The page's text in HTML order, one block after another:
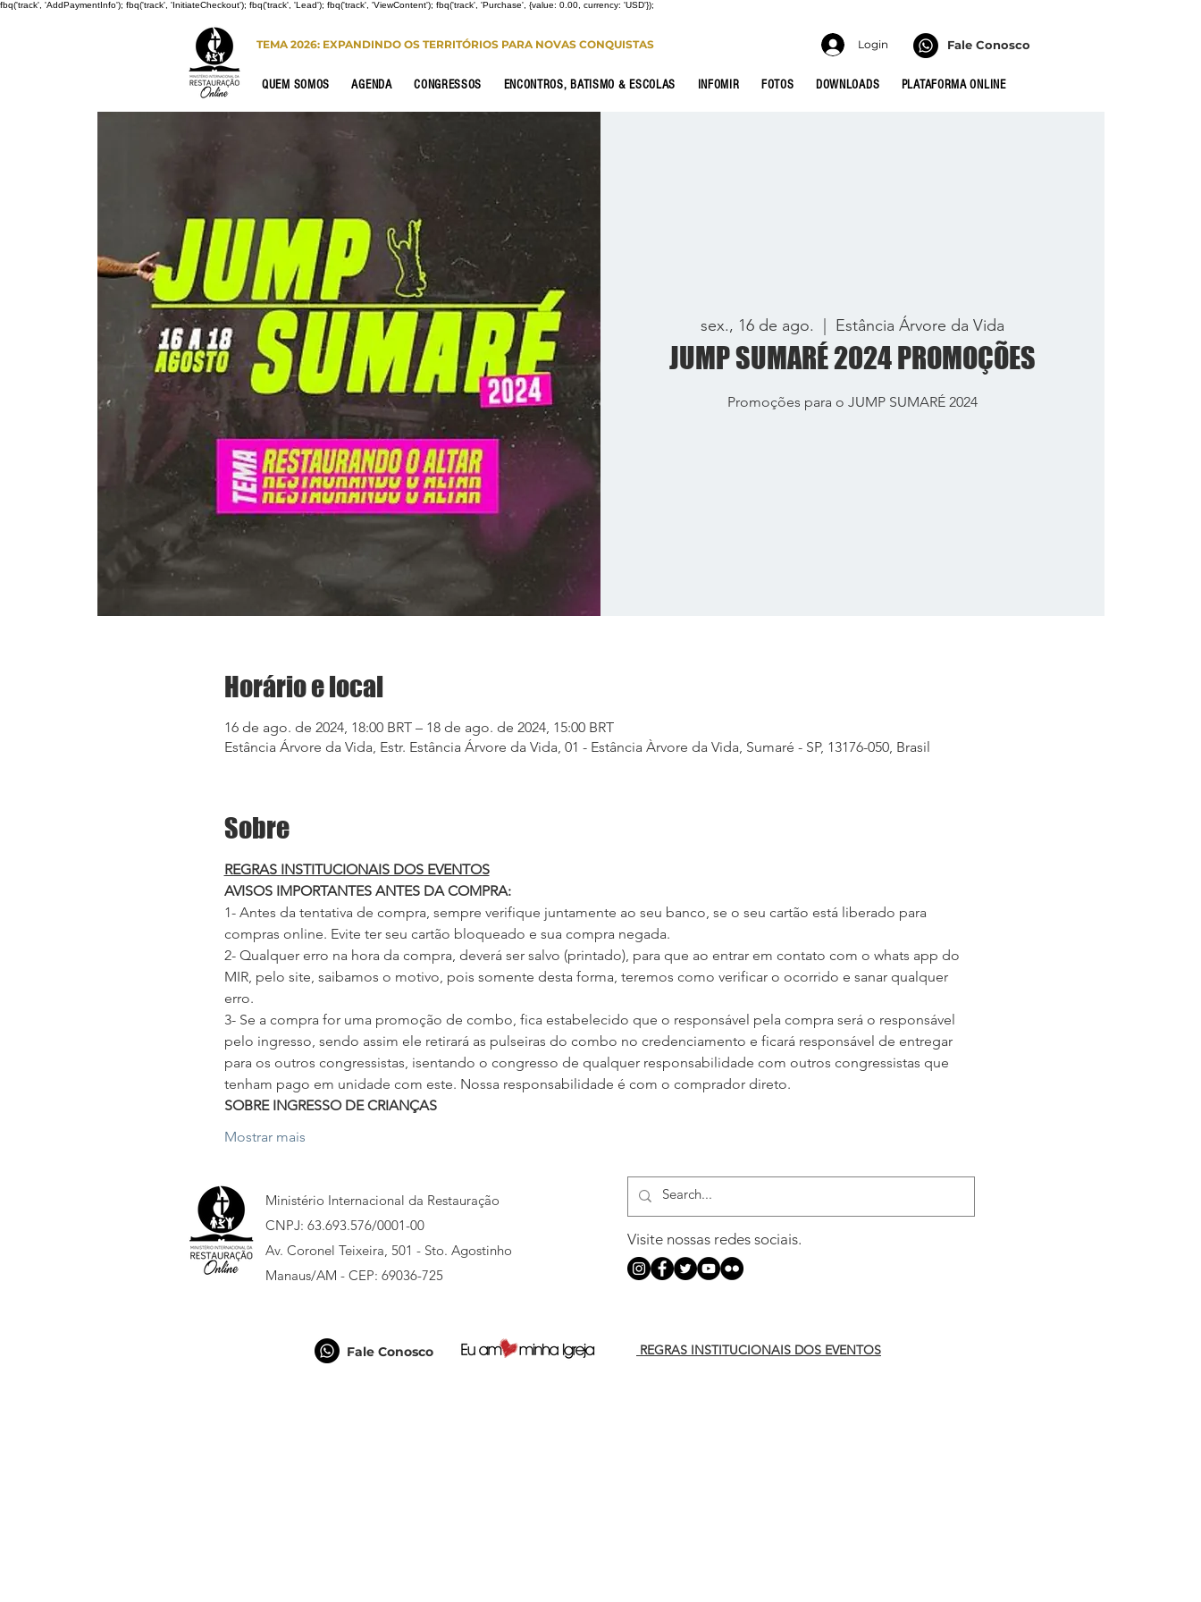
fbq('track', 'AddPaymentInfo'); fbq('track', 'InitiateCheckout'); fbq('track', 'Lead'); fbq('track', 'ViewContent'); fbq('track', 'Purchase', {value: 0.00, currency: 'USD'});
TEMA 2026: EXPANDINDO OS TERRITÓRIOS PARA NOVAS CONQUISTAS Fale Conosco
QUEM SOMOS AGENDA CONGRESSOS ENCONTROS, BATISMO & ESCOLAS INFOMIR FOTOS DOWNLOADS PLATAFORMA ONLINE
Login
sex., 16 de ago. Estância Árvore da Vida
JUMP SUMARÉ 2024 PROMOÇÕES
Promoções para o JUMP SUMARÉ 2024
Horário e local
16 de ago. de 2024, 18:00 BRT – 18 de ago. de 2024, 15:00 BRT
Estância Árvore da Vida, Estr. Estância Árvore da Vida, 01 - Estância Àrvore da Vida, Sumaré - SP, 13176-050, Brasil
Sobre
REGRAS INSTITUCIONAIS DOS EVENTOS
AVISOS IMPORTANTES ANTES DA COMPRA:
1- Antes da tentativa de compra, sempre verifique juntamente ao seu banco, se o seu cartão está liberado para
compras online. Evite ter seu cartão bloqueado e sua compra negada.
2- Qualquer erro na hora da compra, deverá ser salvo (printado), para que ao entrar em contato com o whats app do
MIR, pelo site, saibamos o motivo, pois somente desta forma, teremos como verificar o ocorrido e sanar qualquer
erro.
3- Se a compra for uma promoção de combo, fica estabelecido que o responsável pela compra será o responsável
pelo ingresso, sendo assim ele retirará as pulseiras do combo no credenciamento e ficará responsável de entregar
para os outros congressistas, isentando o congresso de qualquer responsabilidade com outros congressistas que
tenham pago em unidade com este. Nossa responsabilidade é com o comprador direto.
SOBRE INGRESSO DE CRIANÇAS
Mostrar mais
Ministério Internacional da Restauração
CNPJ: 63.693.576/0001-00
Av. Coronel Teixeira, 501 - Sto. Agostinho
Manaus/AM - CEP: 69036-725
Visite nossas redes sociais.
Fale Conosco REGRAS INSTITUCIONAIS DOS EVENTOS